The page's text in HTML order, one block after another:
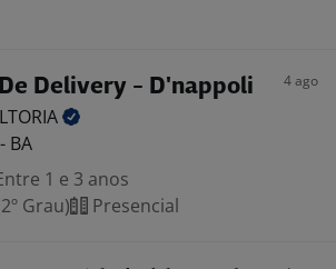
Delivery - D'nappoli 4 ago
BA
1 e 3 anos
Grau)
Presencial